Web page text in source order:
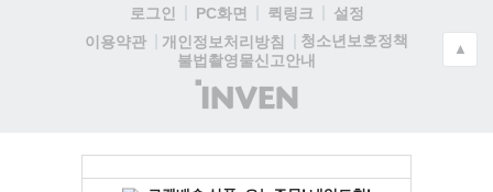
로그인 PC화면 퀵링크
설정
이용약관
개인정보처리방침
청소년보호정책
불법촬영물신고안내
(주)
인
▲